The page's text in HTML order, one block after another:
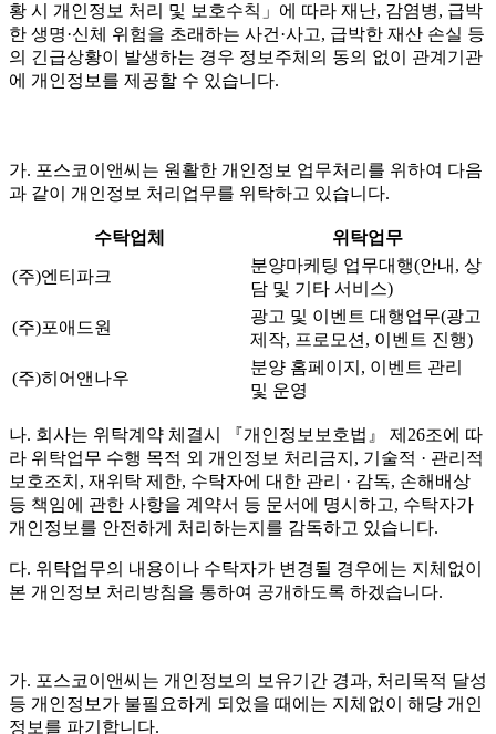
황 시 개인정보 처리 및 보호수칙」에 따라 재난, 감염병, 급박
한 생명·신체 위험을 초래하는 사건·사고, 급박한 재산 손실 등
의 긴급상황이 발생하는 경우 정보주체의 동의 없이 관계기관
에 개인정보를 제공할 수 있습니다.
가. 포스코이앤씨는 원활한 개인정보 업무처리를 위하여 다음
과 같이 개인정보 처리업무를 위탁하고 있습니다.
수탁업체 위탁업무
(주)엔티파크
분양마케팅 업무대행(안내, 상
담 및 기타 서비스)
(주)포애드원
광고 및 이벤트 대행업무(광고
제작, 프로모션, 이벤트 진행)
(주)히어앤나우
분양 홈페이지, 이벤트 관리
및 운영
나. 회사는 위탁계약 체결시 『개인정보보호법』 제26조에 따
라 위탁업무 수행 목적 외 개인정보 처리금지, 기술적 · 관리적
보호조치, 재위탁 제한, 수탁자에 대한 관리 · 감독, 손해배상
등 책임에 관한 사항을 계약서 등 문서에 명시하고, 수탁자가
개인정보를 안전하게 처리하는지를 감독하고 있습니다.
다. 위탁업무의 내용이나 수탁자가 변경될 경우에는 지체없이
본 개인정보 처리방침을 통하여 공개하도록 하겠습니다.
가. 포스코이앤씨는 개인정보의 보유기간 경과, 처리목적 달성
등 개인정보가 불필요하게 되었을 때에는 지체없이 해당 개인
정보를 파기합니다.